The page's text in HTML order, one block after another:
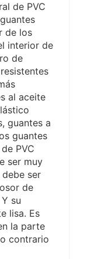
de PVC
de los
interior de
de
al aceite
guantes a
guantes
PVC
ser muy
ser
de
su
lisa. Es
la parte
contrario